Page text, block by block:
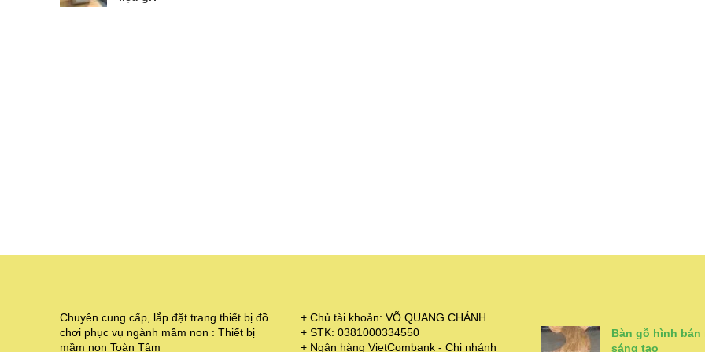
Chuyên cung cấp, lắp đặt trang thiết bị đồ
chơi phục vụ ngành mầm non : Thiết bị
mầm non Toàn Tâm
+ Chủ tài khoản: VÕ QUANG CHÁNH
+ STK: 0381000334550
+ Ngân hàng VietCombank - Chi nhánh
Bàn gỗ hình bán
sáng tạo